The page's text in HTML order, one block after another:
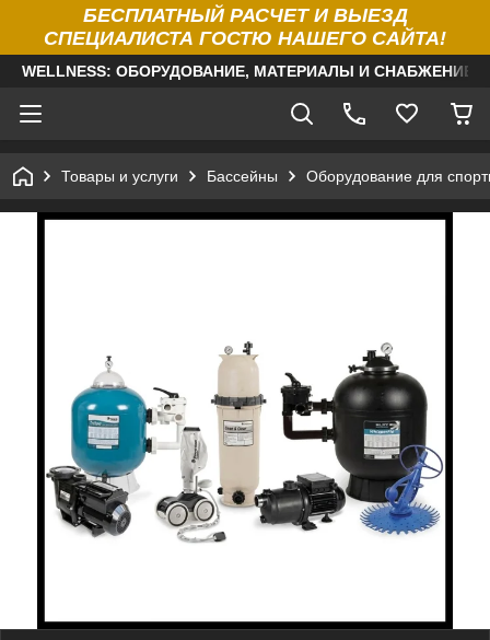
БЕСПЛАТНЫЙ РАСЧЕТ И ВЫЕЗД
СПЕЦИАЛИСТА ГОСТЮ НАШЕГО САЙТА!
WELLNESS: ОБОРУДОВАНИЕ, МАТЕРИАЛЫ И
Товары и услуги Бассейны Оборудование для